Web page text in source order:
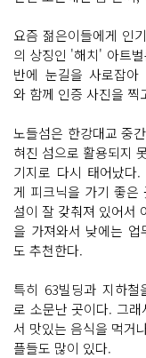
요즘 젊은이들에게 인
의 상징인 '해치' 아트
반에 눈길을 사로잡
와 함께 인증 사진을 찍
노들섬은 한강대교 중
혀진 섬으로 활용되지
기지로 다시 태어났
게 피크닉을 가기 좋은
설이 잘 갖춰져 있어서
을 가져와서 낮에는
도 추천한다.
특히 63빌딩과 지하
로 소문난 곳이다. 그
서 맛있는 음식을 먹거
플들도 많이 있다.